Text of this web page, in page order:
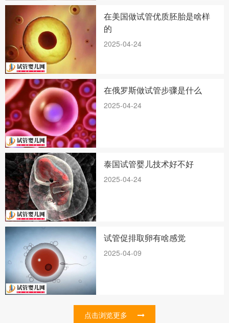
在美国做试管优质胚胎是啥样
的
2025-04-24
在俄罗斯做试管步骤是什么
2025-04-24
泰国试管婴儿技术好不好
2025-04-24
试管促排取卵有啥感觉
2025-04-09
点击浏览更多